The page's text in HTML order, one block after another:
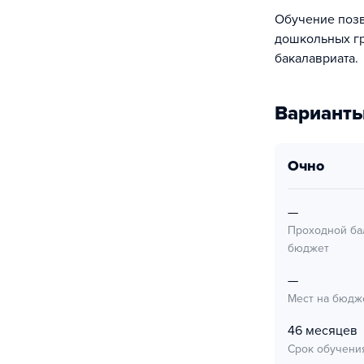
Обучение
дошкольных
бакалавриата.
очно
—
Проходной
бюджет
—
Мест на
46 месяцев
Срок